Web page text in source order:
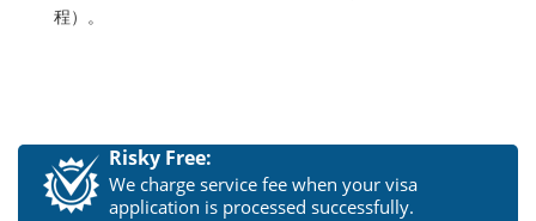
程）。
Risky Free:
We charge service fee when your visa
application is processed successfully.